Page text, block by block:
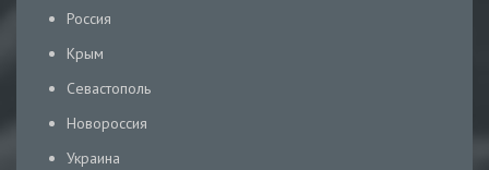
Россия
Крым
Севастополь
Новороссия
Украина